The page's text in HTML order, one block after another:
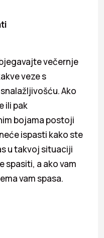
večernje
veze s
Ako
ili pak
bojama postoji
ispasti kako ste
u takvoj situaciji
spasiti, a ako vam
vam spasa.